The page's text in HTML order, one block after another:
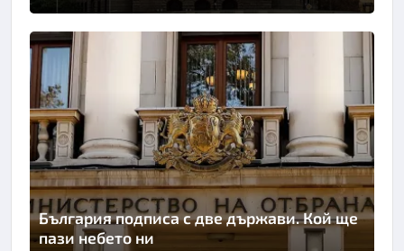
България подписа с две държави. Кой ще
пази небето ни